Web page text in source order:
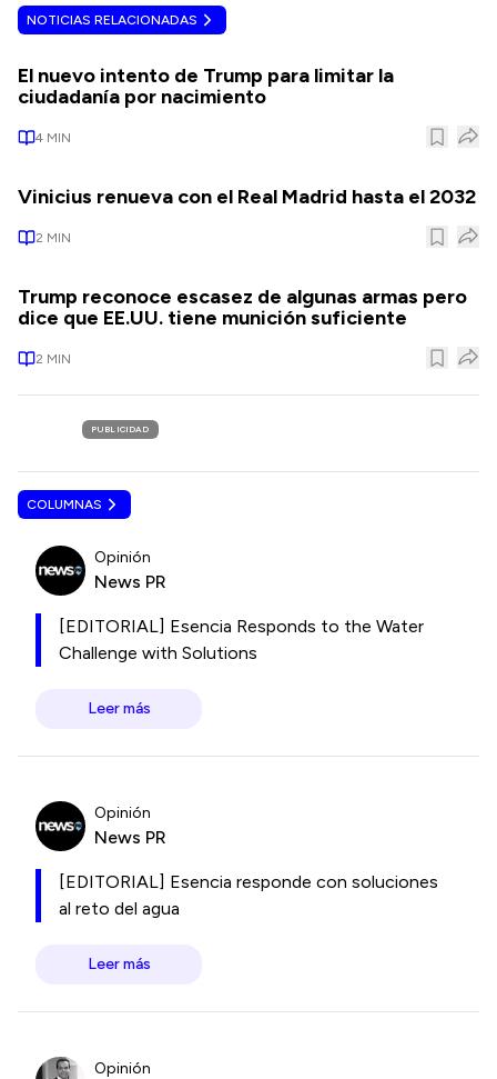
NOTICIAS RELACIONADAS
El nuevo intento de Trump para limitar la
ciudadanía por nacimiento
4 MIN
Vinicius renueva con el Real Madrid hasta el 2032
2 MIN
Trump reconoce escasez de algunas armas pero
dice que EE.UU. tiene munición suficiente
2 MIN
PUBLICIDAD
COLUMNAS
Opinión
News PR
[EDITORIAL] Esencia Responds to the Water
Challenge with Solutions
Leer más
Opinión
News PR
[EDITORIAL] Esencia responde con soluciones
al reto del agua
Leer más
Opinión